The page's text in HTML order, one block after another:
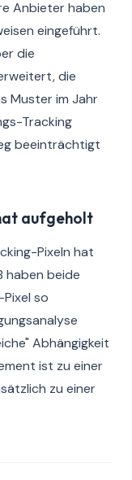
Anbieter haben
eingeführt.
die
die
Muster im Jahr
Tracking
beeinträchtigt
aufgeholt
Pixeln hat
haben beide
so
Abhängigkeit
ist zu einer
zu einer